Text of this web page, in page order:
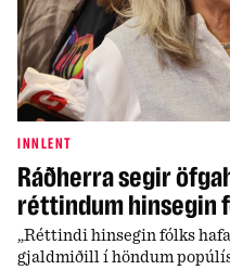
INNLENT
Ráðherra segir
réttindum hinsegin
„Réttindi hinsegin fólks
gjaldmiðill í höndum